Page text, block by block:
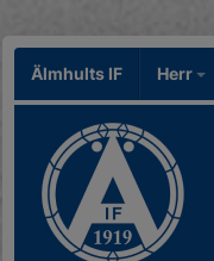
Älmhults IF Herr